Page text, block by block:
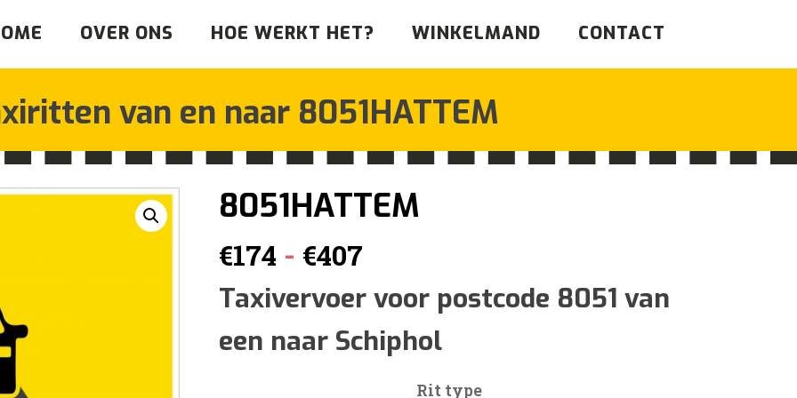
OVER ONS HOE WERKT HET? WINKELMAND CONTACT
van en naar 8051HATTEM
8051HATTEM
€174 - €407Prijsklasse:
€174
tot
€407
Taxivervoer voor postcode 8051 van
een naar Schiphol
Rit type